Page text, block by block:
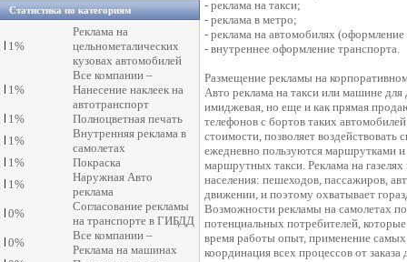
Статистика по категориям
1%
Реклама на
цельнометалических
кузовах автомобилей
1%
Все компании –
Нанесение наклеек на
автотранспорт
1%
Полноцветная печать
1%
Внутренняя реклама в
самолетах
1%
Покраска
1%
Наружная Авто
реклама
0%
Согласование рекламы
на транспорте в ГИБДД
0%
Все компании –
Реклама на машинах
- реклама на такси;
- реклама в метро;
- реклама на автомобилях
- внутреннее оформление транспорта.
Размещение рекламы на
Авто реклама на такси или машине для
имиджевая, но еще и как прямая
телефонов с бортов таких
стоимости, позволяет
ежедневно пользуются маршрутками
маршрутных такси. Реклама на
населения: пешеходов, пассажиров,
движении, и поэтому охватывает
Возможности рекламы на самолетах
потенциальных потребителей,
время работы опыт, применение
координация всех процессов от